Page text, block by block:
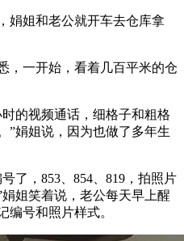
姐和老公就开车去仓库拿
一开始，看着几百平米的仓
的视频通话，细格子和粗格
”娟姐说，因为也做了多年生
，853、854、819，拍照片
姐笑着说，老公每天早上醒
编号和照片样式。